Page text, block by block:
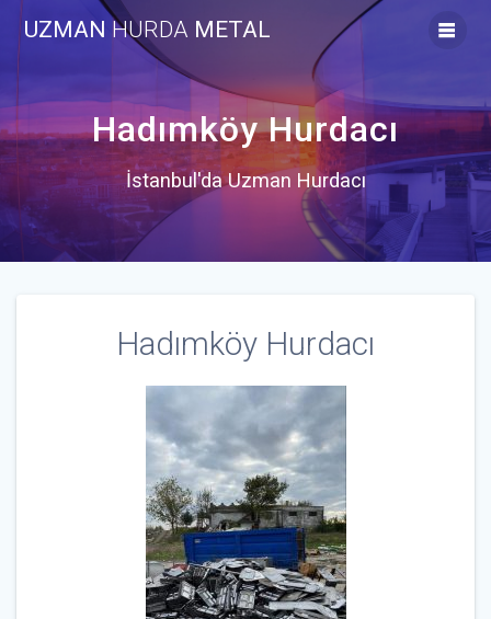
to
UZMAN HURDA METAL
Hadımköy Hurdacı
İstanbul'da Uzman Hurdacı
Hadımköy Hurdacı